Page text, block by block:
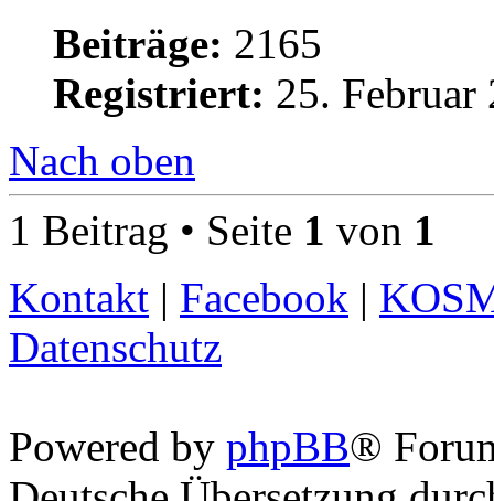
Beiträge: 2165
Registriert: 25. Februar
Nach oben
1 Beitrag • Seite 1 von 1
Kontakt | Facebook |
Datenschutz
Powered by phpBB®